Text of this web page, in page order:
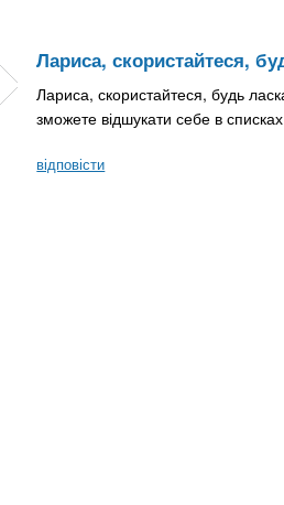
Лариса, скористайтеся,
Лариса, скористайтеся, будь
зможете відшукати себе в списках
відповісти